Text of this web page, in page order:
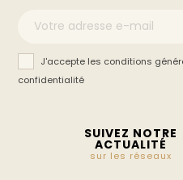
J'accepte les conditions
confidentialité
SUIVEZ NOTRE
ACTUALITÉ
sur les réseaux